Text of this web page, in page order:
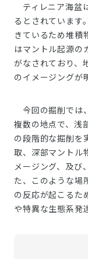
ティレニア海盆
るとされています
きているため堆積
はマントル起源の
がなされており、
のイメージングが
今回の掘削では
複数の地点で、浅
の段階的な掘削を
取、深部マントル
メージング、及び
た、このような場
の反応が起こるた
や特異な生態系発